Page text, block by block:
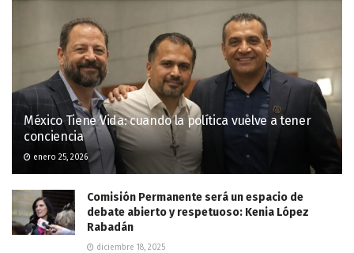
México Tiene Vida: cuando la política vuelve a tener
conciencia
enero 25, 2026
Comisión Permanente será un espacio de
debate abierto y respetuoso: Kenia López
Rabadán
diciembre 18, 2025